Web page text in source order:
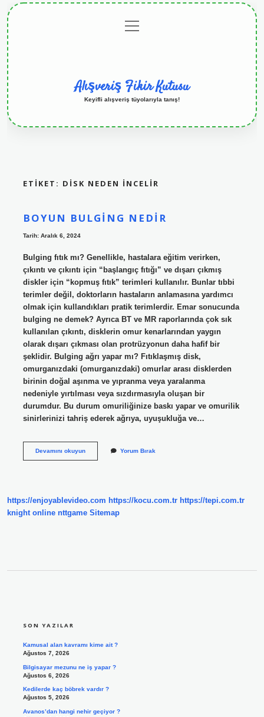
menüyü
aç
Alışveriş Fikir Kutusu
Keyifli alışveriş tüyolarıyla tanış!
ETIKET: DISK NEDEN INCELIR
BOYUN BULGING NEDIR
Tarih: Aralık 6, 2024
Bulging fıtık mı? Genellikle, hastalara eğitim verirken,
çıkıntı ve çıkıntı için “başlangıç ​​fıtığı” ve dışarı çıkmış
diskler için “kopmuş fıtık” terimleri kullanılır. Bunlar tıbbi
terimler değil, doktorların hastaların anlamasına yardımcı
olmak için kullandıkları pratik terimlerdir. Emar sonucunda
bulging ne demek? Ayrıca BT ve MR raporlarında çok sık
kullanılan çıkıntı, disklerin omur kenarlarından yaygın
olarak dışarı çıkması olan protrüzyonun daha hafif bir
şeklidir. Bulging ağrı yapar mı? Fıtıklaşmış disk,
omurganızdaki (omurganızdaki) omurlar arası disklerden
birinin doğal aşınma ve yıpranma veya yaralanma
nedeniyle yırtılması veya sızdırmasıyla oluşan bir
durumdur. Bu durum omuriliğinize baskı yapar ve omurilik
sinirlerinizi tahriş ederek ağrıya, uyuşukluğa ve…
Devamını okuyunBoyun
Yorum Bırak
https://enjoyablevideo.com https://kocu.com.tr https://tepi.com.tr
knight online nttgame Sitemap
SON YAZILAR
Kamusal alan kavramı kime ait ?
Ağustos 7, 2026
Bilgisayar mezunu ne iş yapar ?
Ağustos 6, 2026
Kedilerde kaç böbrek vardır ?
Ağustos 5, 2026
Avanos’dan hangi nehir geçiyor ?